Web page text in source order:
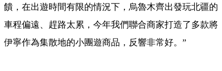
饋，在出遊時間有限的情況下，烏魯木齊出發玩北疆的
車程偏遠、趕路太累，今年我們聯合商家打造了多款將
伊寧作為集散地的小團遊商品，反響非常好。”